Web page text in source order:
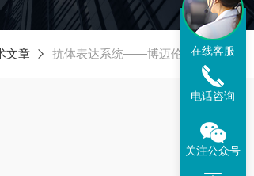
文章 抗体表达系统——博迈伦生物在线客服
电话咨询
关注公众号